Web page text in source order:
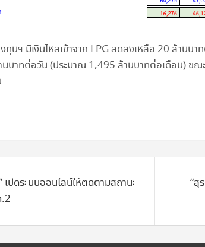
นฯ มีเงินไหลเข้าจาก LPG ลดลงเหลือ 20 ล้านบ
นบาทต่อวัน (ประมาณ 1,495 ล้านบาทต่อเดือน) ข
เปิดระบบออนไลน์ให้ติดตามสถานะ
“สุ